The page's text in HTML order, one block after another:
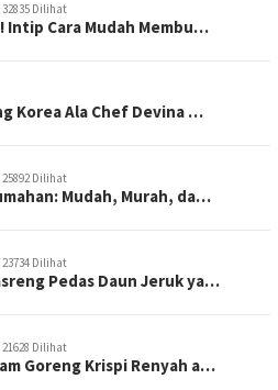
32835 Dilihat
Intip Cara Mudah Membu…
Korea Ala Chef Devina …
25892 Dilihat
Mudah, Murah, da…
23734 Dilihat
Pedas Daun Jeruk ya…
21628 Dilihat
Goreng Krispi Renyah a…